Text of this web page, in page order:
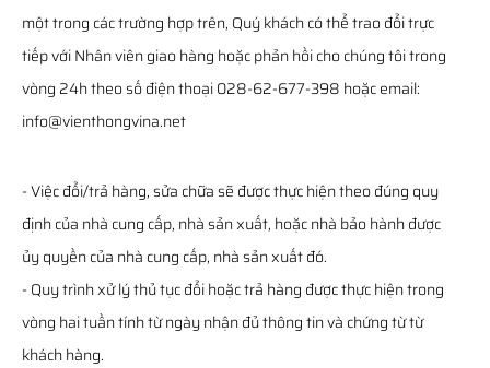
một trong các trường hợp trên, Quý khách có thể trao đổi trực
tiếp với Nhân viên giao hàng hoặc phản hồi cho chúng tôi trong
vòng 24h theo số điện thoại 028-62-677-398 hoặc email:
info@vienthongvina.net
- Việc đổi/trả hàng, sửa chữa sẽ được thực hiện theo đúng quy
định của nhà cung cấp, nhà sản xuất, hoặc nhà bảo hành được
ủy quyền của nhà cung cấp, nhà sản xuất đó.
- Quy trình xử lý thủ tục đổi hoặc trả hàng được thực hiện trong
vòng hai tuần tính từ ngày nhận đủ thông tin và chứng từ từ
khách hàng.